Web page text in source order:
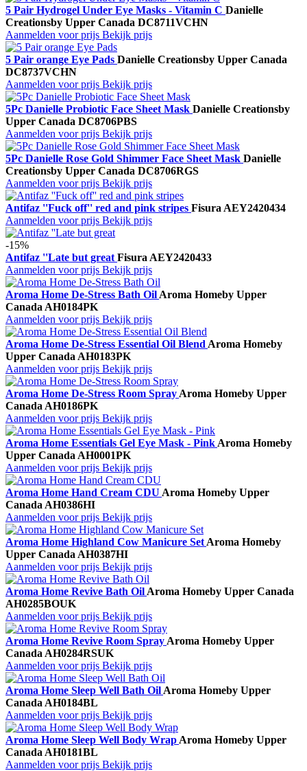
5 Pair Hydrogel Under Eye Masks - Vitamin C Danielle
Creationsby Upper Canada DC8711VCHN
Aanmelden voor prijs Bekijk prijs
5 Pair orange Eye Pads Danielle Creationsby Upper Canada
DC8737VCHN
Aanmelden voor prijs Bekijk prijs
5Pc Danielle Probiotic Face Sheet Mask Danielle Creationsby
Upper Canada DC8706PBS
Aanmelden voor prijs Bekijk prijs
5Pc Danielle Rose Gold Shimmer Face Sheet Mask Danielle
Creationsby Upper Canada DC8706RGS
Aanmelden voor prijs Bekijk prijs
Antifaz ''Fuck off'' red and pink stripes Fisura AEY2420434
Aanmelden voor prijs Bekijk prijs
-15%
Antifaz ''Late but great Fisura AEY2420433
Aanmelden voor prijs Bekijk prijs
Aroma Home De-Stress Bath Oil Aroma Homeby Upper
Canada AH0184PK
Aanmelden voor prijs Bekijk prijs
Aroma Home De-Stress Essential Oil Blend Aroma Homeby
Upper Canada AH0183PK
Aanmelden voor prijs Bekijk prijs
Aroma Home De-Stress Room Spray Aroma Homeby Upper
Canada AH0186PK
Aanmelden voor prijs Bekijk prijs
Aroma Home Essentials Gel Eye Mask - Pink Aroma Homeby
Upper Canada AH0001PK
Aanmelden voor prijs Bekijk prijs
Aroma Home Hand Cream CDU Aroma Homeby Upper
Canada AH0386HI
Aanmelden voor prijs Bekijk prijs
Aroma Home Highland Cow Manicure Set Aroma Homeby
Upper Canada AH0387HI
Aanmelden voor prijs Bekijk prijs
Aroma Home Revive Bath Oil Aroma Homeby Upper Canada
AH0285BOUK
Aanmelden voor prijs Bekijk prijs
Aroma Home Revive Room Spray Aroma Homeby Upper
Canada AH0284RSUK
Aanmelden voor prijs Bekijk prijs
Aroma Home Sleep Well Bath Oil Aroma Homeby Upper
Canada AH0184BL
Aanmelden voor prijs Bekijk prijs
Aroma Home Sleep Well Body Wrap Aroma Homeby Upper
Canada AH0181BL
Aanmelden voor prijs Bekijk prijs